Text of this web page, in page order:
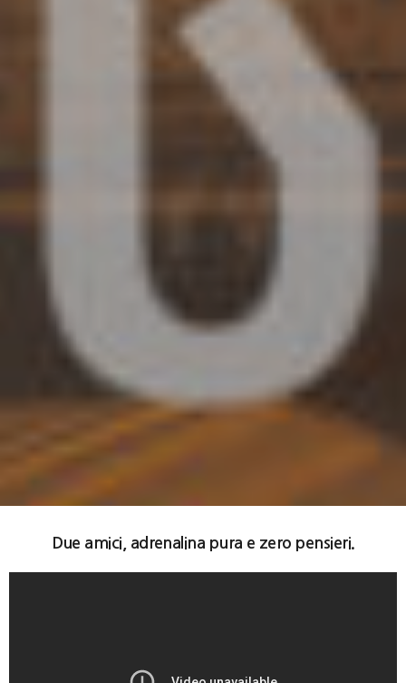
Due amici, adrenalina pura e zero pensieri.